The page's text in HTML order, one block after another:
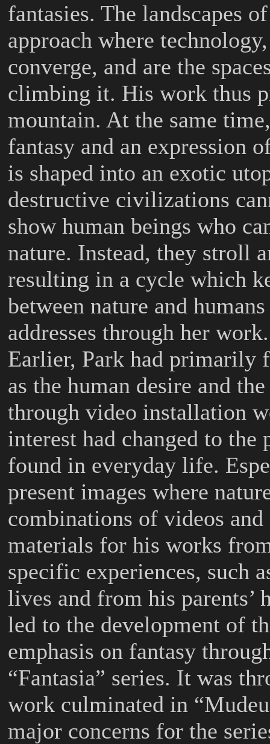
fantasies. The landscapes
approach where
converge, and are the
climbing it. His work thus
mountain. At the same
fantasy and an expression
is shaped into an exotic
destructive civilizations
show human beings who
nature. Instead, they stroll
resulting in a cycle which
between nature and
addresses through her work.
Earlier, Park had primarily
as the human desire and
through video installation
interest had changed to the
found in everyday life.
present images where
combinations of videos
materials for his works
specific experiences, such
lives and from his parents’
led to the development of
emphasis on fantasy
“Fantasia” series. It was
work culminated in
major concerns for the